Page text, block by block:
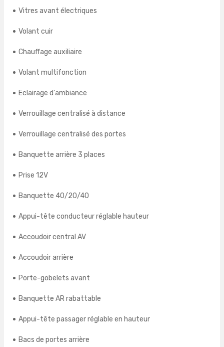
Vitres avant électriques
Volant cuir
Chauffage auxiliaire
Volant multifonction
Eclairage d'ambiance
Verrouillage centralisé à distance
Verrouillage centralisé des portes
Banquette arrière 3 places
Prise 12V
Banquette 40/20/40
Appui-tête conducteur réglable hauteur
Accoudoir central AV
Accoudoir arrière
Porte-gobelets avant
Banquette AR rabattable
Appui-tête passager réglable en hauteur
Bacs de portes arrière